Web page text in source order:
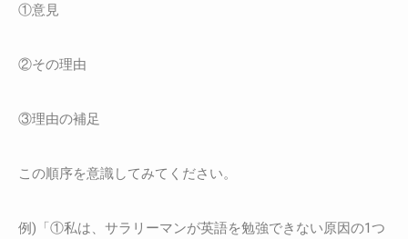
①意見
②その理由
③理由の補足
この順序を意識してみてください。
例)「①私は、サラリーマンが英語を勉強できない原因の1つ